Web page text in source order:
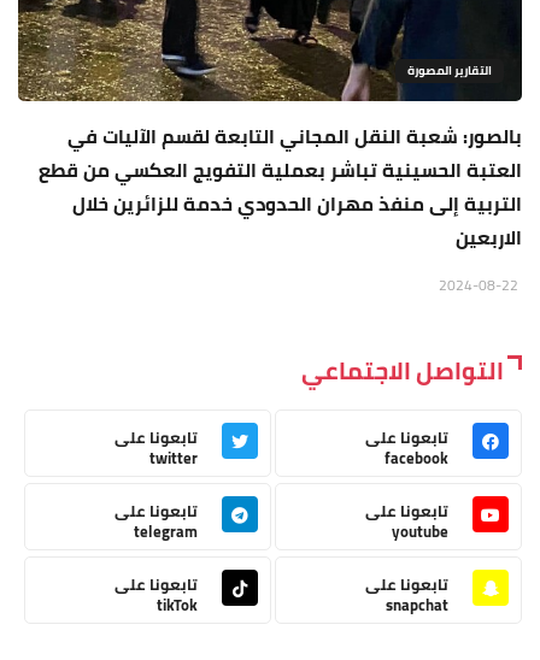
التقارير المصورة
بالصور: شعبة النقل المجاني التابعة لقسم الآليات في
العتبة الحسينية تباشر بعملية التفويج العكسي من قطع
التربية إلى منفذ مهران الحدودي خدمة للزائرين خلال
الاربعين
التواصل الاجتماعي
تابعونا على
facebook
تابعونا على
twitter
تابعونا على
youtube
تابعونا على
telegram
تابعونا على
snapchat
تابعونا على
tikTok